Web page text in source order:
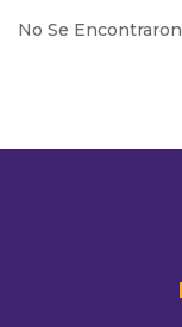
No Se